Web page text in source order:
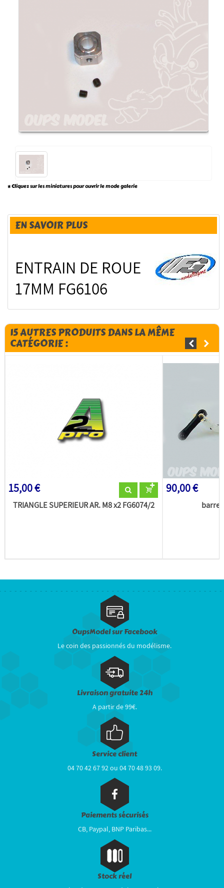
* Cliquez sur les miniatures pour ouvrir le mode galerie
EN SAVOIR PLUS
ENTRAIN DE ROUE
17MM FG6106
15 AUTRES PRODUITS DANS LA MÊME
CATÉGORIE :
15,00 €
TRIANGLE SUPERIEUR AR. M8 x2 FG6074/2
90,00 €
barre
OupsModel sur Facebook
Le coin des passionnés du modélisme.
Livraison gratuite 24h
A partir de 99€.
Service client
04 70 42 67 92 ou 04 70 48 93 09.
Paiements sécurisés
CB, Paypal, BNP Paribas...
Stock réel